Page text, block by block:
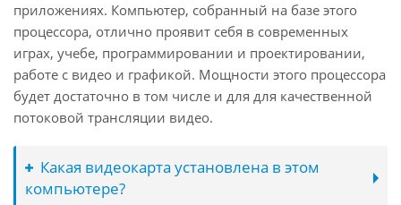
приложениях. Компьютер, собранный на базе этого
процессора, отлично проявит себя в современных
играх, учебе, программировании и проектировании,
работе с видео и графикой. Мощности этого процессора
будет достаточно в том числе и для для качественной
потоковой трансляции видео.
Какая видеокарта установлена в этом
компьютере?